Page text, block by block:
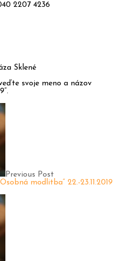
2207 4236
Sklené
svoje meno a názov
Previous Post
modlitba“ 22.-23.11.2019